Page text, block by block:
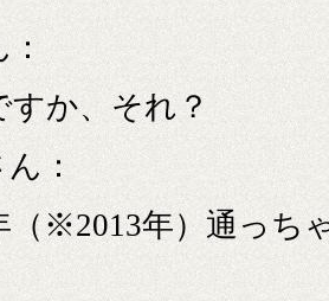
：
すか、それ？
：
（※2013年）通っち